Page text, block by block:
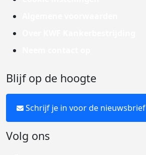
Blijf op de hoogte
Schrijf je in voor de nieuwsbrief
Volg ons